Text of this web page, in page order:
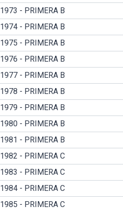
1973 - PRIMERA B
1974 - PRIMERA B
1975 - PRIMERA B
1976 - PRIMERA B
1977 - PRIMERA B
1978 - PRIMERA B
1979 - PRIMERA B
1980 - PRIMERA B
1981 - PRIMERA B
1982 - PRIMERA C
1983 - PRIMERA C
1984 - PRIMERA C
1985 - PRIMERA C